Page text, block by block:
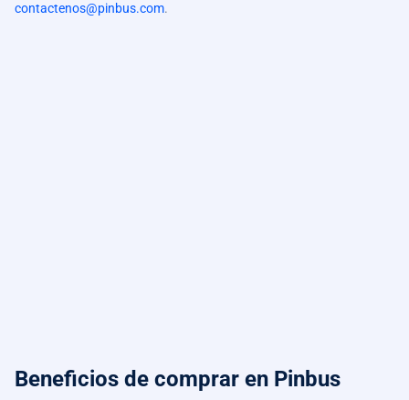
contactenos@pinbus.com.
Beneficios de comprar en Pinbus